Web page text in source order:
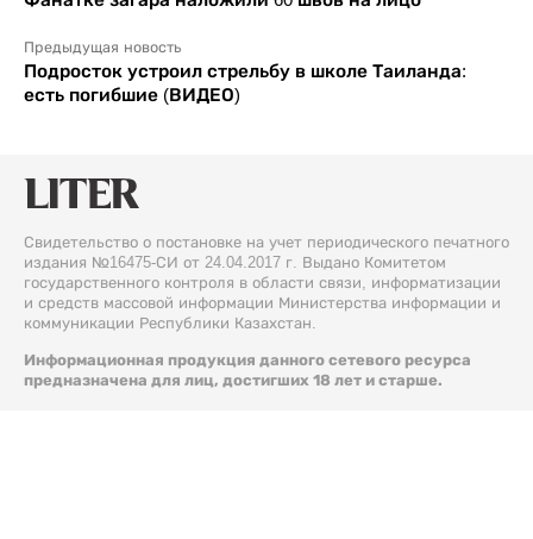
Предыдущая новость
Подросток устроил стрельбу в школе Таиланда:
есть погибшие (ВИДЕО)
Свидетельство о постановке на учет периодического печатного
издания №16475-СИ от 24.04.2017 г. Выдано Комитетом
государственного контроля в области связи, информатизации
и средств массовой информации Министерства информации и
коммуникации Республики Казахстан.
Информационная продукция данного сетевого ресурса
предназначена для лиц, достигших 18 лет и старше.